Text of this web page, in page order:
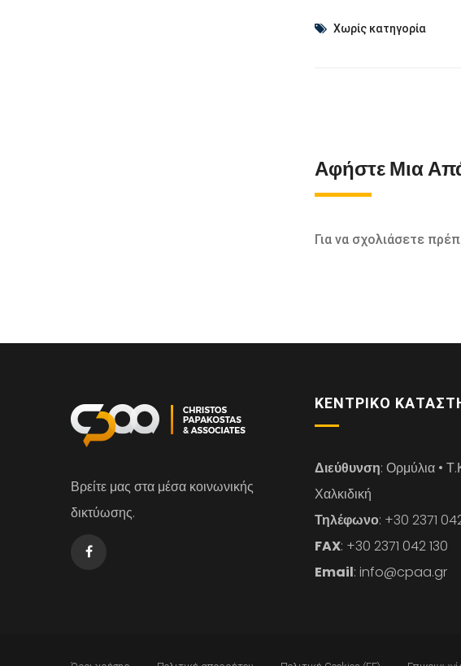
Χωρίς κατηγορία
Αφήστε Μια
Για να σχολιάσετε
Βρείτε μας στα μέσα κοινωνικής
δικτύωσης.
ΚΕΝΤΡΙΚΌ
Διεύθυνση: Ορμύλια •
Χαλκιδική
Τηλέφωνο: +30 2371
FAX: +30 2371 042 130
Email: info@cpaa.gr